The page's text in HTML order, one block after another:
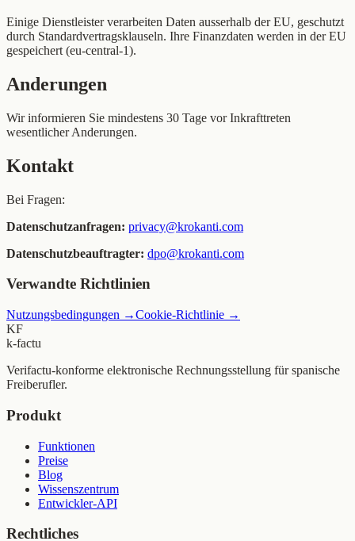
Einige Dienstleister verarbeiten Daten ausserhalb der EU, geschutzt
durch Standardvertragsklauseln. Ihre Finanzdaten werden in der EU
gespeichert (eu-central-1).
Anderungen
Wir informieren Sie mindestens 30 Tage vor Inkrafttreten
wesentlicher Anderungen.
Kontakt
Bei Fragen:
Datenschutzanfragen: privacy@krokanti.com
Datenschutzbeauftragter: dpo@krokanti.com
Verwandte Richtlinien
Nutzungsbedingungen →Cookie-Richtlinie →
KF
k-factu
Verifactu-konforme elektronische Rechnungsstellung für spanische
Freiberufler.
Produkt
Funktionen
Preise
Blog
Wissenszentrum
Entwickler-API
Rechtliches